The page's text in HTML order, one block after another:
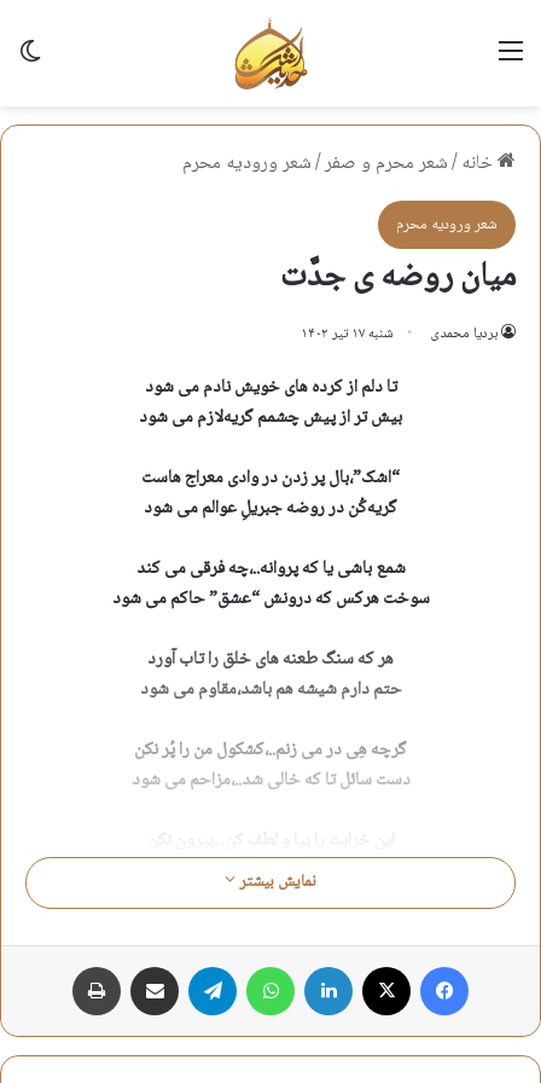
منو
خانه/شعر محرم و صفر/شعر وروديه محرم
شعر وروديه محرم
میان روضه ی جدَّت
بردیا محمدی شنبه ۱۷ تیر ۱۴۰۲
تا دلم از کرده های خویش نادم می شود
بیش تر از پیش چشمم گریه‌لازم می شود
“اشک”،بال پر زدن در وادی معراج هاست
گریه‌کُن در روضه جبریلِ عوالم می شود
شمع باشی یا که پروانه..،چه فرقی می کند
سوخت هرکس که درونش “عشق” حاکم می شود
هر که سنگ طعنه های خلق را تاب آورد
حتم دارم شیشه هم باشد،مقاوم می شود
گرچه هِی در می زنم..،کشکول من را پُر نکن
دست سائل تا که خالی شد..،مزاحم می شود
قول خواهد داد که یک روز سالم می شود
پُشت مادر،طفلِ بازیگوش قایم می شود
آه ای ماهِ هزار و چند صد ساله بگو
سهم ما تا کِی سیاهیِّ مُداوم می شود
نمایش بیشتر
فیس بوک لینکدین تلگرام اشتراک گذاری از طریق ایمیل